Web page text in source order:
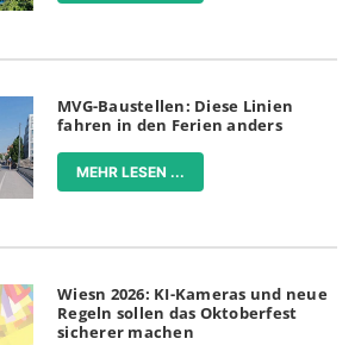
MVG-Baustellen: Diese Linien
fahren in den Ferien anders
MEHR LESEN ...
Wiesn 2026: KI-Kameras und neue
Regeln sollen das Oktoberfest
sicherer machen